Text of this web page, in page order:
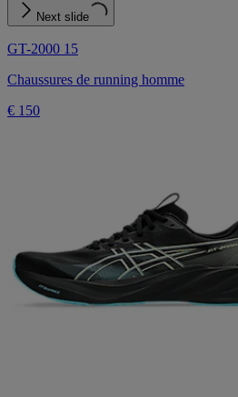
Next slide
GT-2000 15
Chaussures de running homme
€ 150